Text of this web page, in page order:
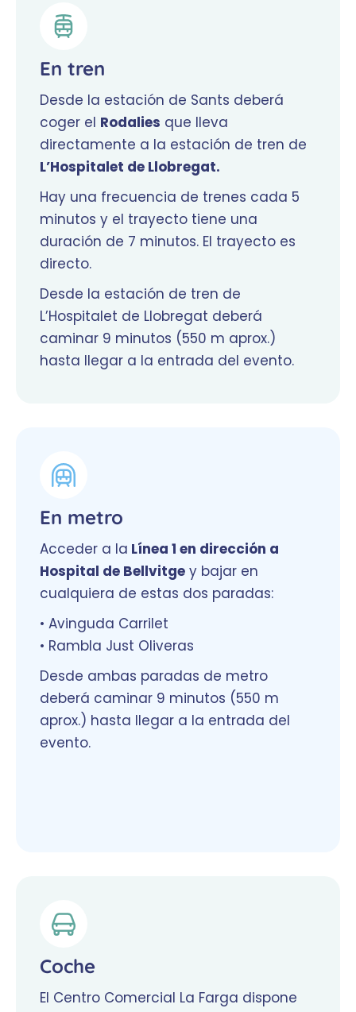
En metro
Acceder a la Línea 1 en dirección a
Hospital de Bellvitge y bajar en
cualquiera de estas dos paradas:
• Avinguda Carrilet
• Rambla Just Oliveras
Desde ambas paradas de metro
deberá caminar 9 minutos (550 m
aprox.) hasta llegar a la entrada del
evento.
En tren
Desde la estación de Sants deberá
coger el Rodalies que lleva
directamente a la estación de tren de
L’Hospitalet de Llobregat.
Hay una frecuencia de trenes cada 5
minutos y el trayecto tiene una
duración de 7 minutos. El trayecto es
directo.
Desde la estación de tren de
L’Hospitalet de Llobregat deberá
caminar 9 minutos (550 m aprox.)
hasta llegar a la entrada del evento.
Coche
El Centro Comercial La Farga dispone